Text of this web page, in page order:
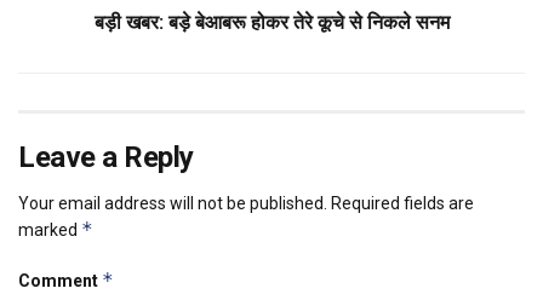
बड़ी खबर: बड़े बेआबरू होकर तेरे कूचे से निकले सनम
Leave a Reply
Your email address will not be published. Required fields are
marked *
Comment *